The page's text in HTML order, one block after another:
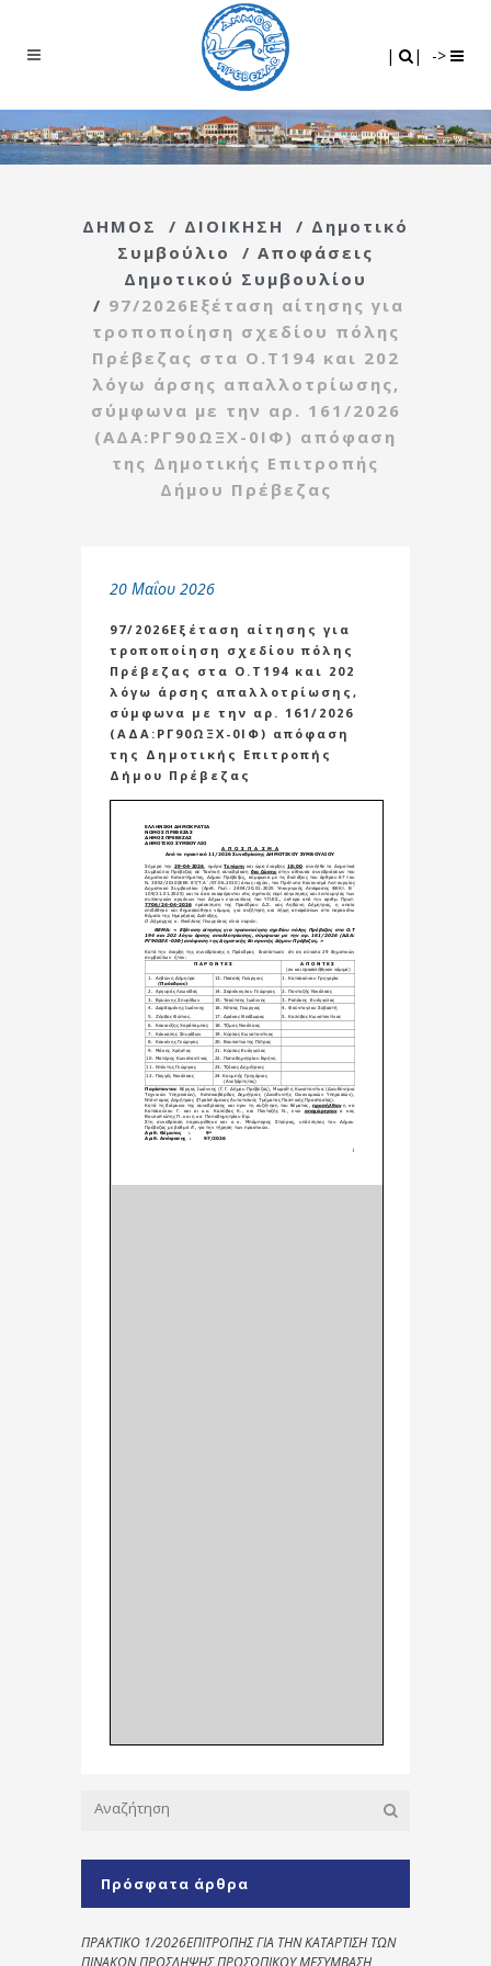
| | ->
ΔΗΜΟΣ / ΔΙΟΙΚΗΣΗ / Δημοτικό
Συμβούλιο
/ Αποφάσεις
Δημοτικού Συμβουλίου
/ 97/2026Εξέταση αίτησης για
τροποποίηση σχεδίου πόλης
Πρέβεζας στα Ο.Τ194 και 202
λόγω άρσης απαλλοτρίωσης,
σύμφωνα με την αρ. 161/2026
(ΑΔΑ:ΡΓ90ΩΞΧ-0ΙΦ) απόφαση
της Δημοτικής Επιτροπής
Δήμου Πρέβεζας
20 Μαΐου 2026
97/2026Εξέταση αίτησης για
τροποποίηση σχεδίου πόλης
Πρέβεζας στα Ο.Τ194 και 202
λόγω άρσης απαλλοτρίωσης,
σύμφωνα με την αρ. 161/2026
(ΑΔΑ:ΡΓ90ΩΞΧ-0ΙΦ) απόφαση
της Δημοτικής Επιτροπής
Δήμου Πρέβεζας
Πρόσφατα άρθρα
ΠΡΑΚΤΙΚΟ 1/2026ΕΠΙΤΡΟΠΗΣ ΓΙΑ ΤΗΝ ΚΑΤΑΡΤΙΣΗ ΤΩΝ
ΠΙΝΑΚΩΝ ΠΡΟΣΛΗΨΗΣ ΠΡΟΣΩΠΙΚΟΥ ΜΕΣΥΜΒΑΣΗ